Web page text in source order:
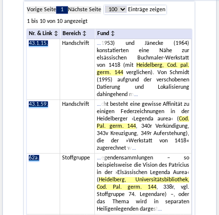
Vorige Seite 1 Nächste Seite
Einträge zeigen
1 bis 10 von 10 angezeigt
Nr. & Link Bereich
Fund
43.1.15.
Handschrift
1953) und Jänecke (1964)
konstatierten eine Nähe zur
elsässischen Buchmaler-Werkstatt
von 1418 (mit
Heidelberg, Cod. pal.
germ. 144verglichen). Von Schmidt
(1995) aufgrund der verschobenen
Datierung und Lokalisierung
dahingehend m
43.1.59.
Handschrift
cht besteht eine gewisse Affinität zu
einigen Federzeichnungen in der
Heidelberger ›Legenda aurea‹ (Cod.
Pal. germ. 144, 340r Verkündigung,
343v Kreuzigung, 349r Auferstehung),
die der »Werkstatt von 1418«
zugerechnet w
62a.
Stoffgruppe
egendensammlungen – so
beispielsweise die Vision des Patricius
in der ›Elsässischen Legenda Aurea‹
( Heidelberg, Universitätsbibliothek,
Cod. Pal. germ. 144, 338r, vgl.
Stoffgruppe 74. Legendare) –, oder
das Thema wird in separaten
Heiligenlegenden dargest